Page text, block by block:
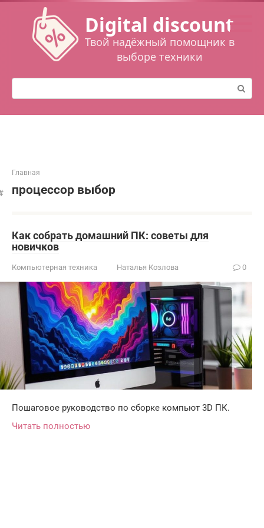
Перейти
контенту
Digital discount
Твой надёжный помощник в
выборе техники
Поиск:
Главная
процессор выбор
Как собрать домашний ПК: советы для
новичков
Компьютерная техника Наталья Козлова 0
Пошаговое руководство по сборке компьют 3D ПК.
Читать полностью